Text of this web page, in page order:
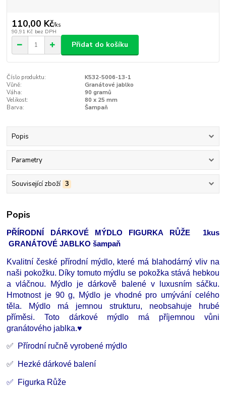
110,00 Kč/ks
90,91 Kč bez DPH
Přidat do košíku
Číslo produktu:
K532-5006-13-1
Vůně:
Granátové jablko
Váha:
90 gramů
Velikost:
80 x 25 mm
Barva:
Šampaň
Popis
Parametry
Související zboží 3
Popis
PŘÍRODNÍ DÁRKOVÉ MÝDLO FIGURKA RŮŽE 1kus
GRANÁTOVÉ JABLKO šampaň
Kvalitní české přírodní mýdlo, které má blahodárný vliv na
naši pokožku. Díky tomuto mýdlu se pokožka stává hebkou
a vláčnou. Mýdlo je dárkově balené v luxusním sáčku.
Hmotnost je 90 g, Mýdlo je vhodné pro umývání celého
těla. Mýdlo má jemnou strukturu, neobsahuje hrubé
příměsi. Toto dárkové mýdlo má příjemnou vůni
granátového jablka.♥
✅ Přírodní ručně vyrobené mýdlo
✅ Hezké dárkové balení
✅ Figurka Růže